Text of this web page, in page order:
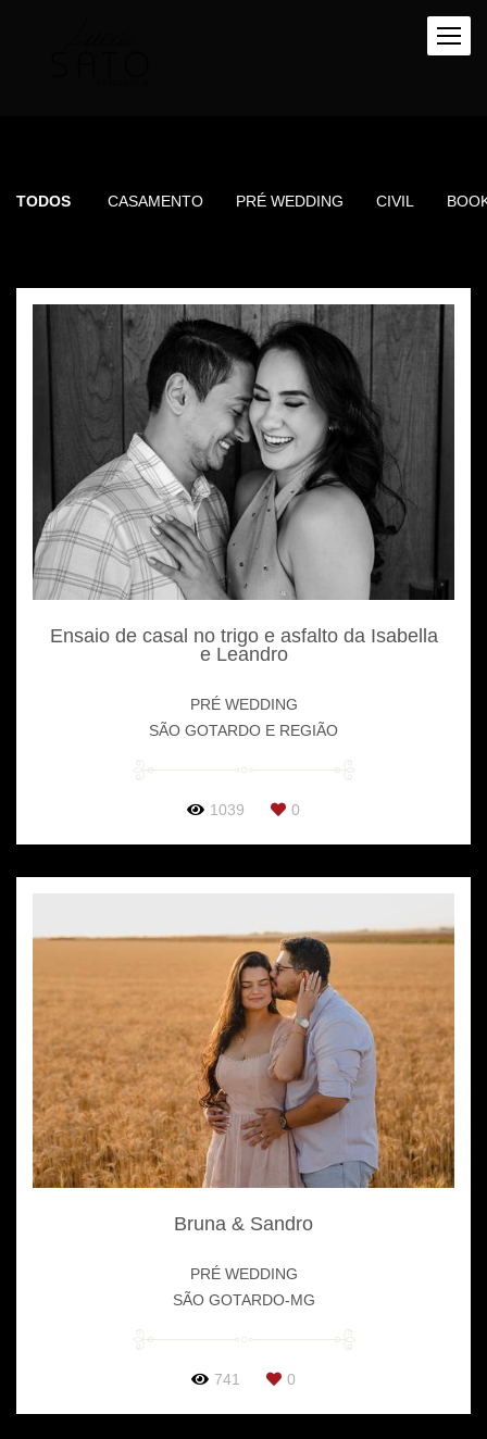
TODOS CASAMENTO PRÉ WEDDING CIVIL
Ensaio de casal no trigo e asfalto da Isabella
e Leandro
PRÉ WEDDING
SÃO GOTARDO E REGIÃO
1039 0
Bruna & Sandro
PRÉ WEDDING
SÃO GOTARDO-MG
741 0